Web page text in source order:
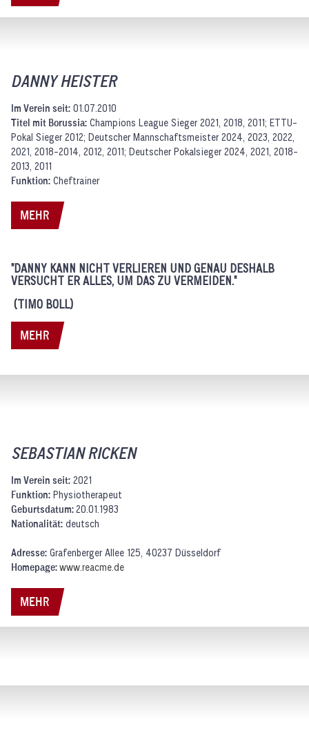
DANNY HEISTER
Im Verein seit: 01.07.2010
Titel mit Borussia: Champions League Sieger 2021, 2018, 2011; ETTU-
Pokal Sieger 2012; Deutscher Mannschaftsmeister 2024, 2023, 2022,
2021, 2018-2014, 2012, 2011; Deutscher Pokalsieger 2024, 2021, 2018-
2013, 2011
Funktion: Cheftrainer
MEHR
"DANNY KANN NICHT VERLIEREN UND GENAU DESHALB
VERSUCHT ER ALLES, UM DAS ZU VERMEIDEN."
(TIMO BOLL)
MEHR
SEBASTIAN RICKEN
Im Verein seit: 2021
Funktion: Physiotherapeut
Geburtsdatum:20.01.1983
Nationalität: deutsch
Adresse: Grafenberger Allee 125, 40237 Düsseldorf
Homepage:www.reacme.de
MEHR
ERLEBE ALLE BUNDESLIGA- UND
POKAL-SPIELE LIVE BEI DYN.
UNSER STARKER PARTNER: DER
INFORMATIONEN ZU DEN
AUSGESTRAHLTEN SPORTARTEN SOWIE